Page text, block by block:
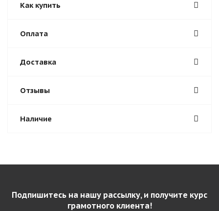
Как купить
Оплата
Доставка
Отзывы
Наличие
Подпишитесь на нашу рассылку, и получите курс
грамотного клиента!